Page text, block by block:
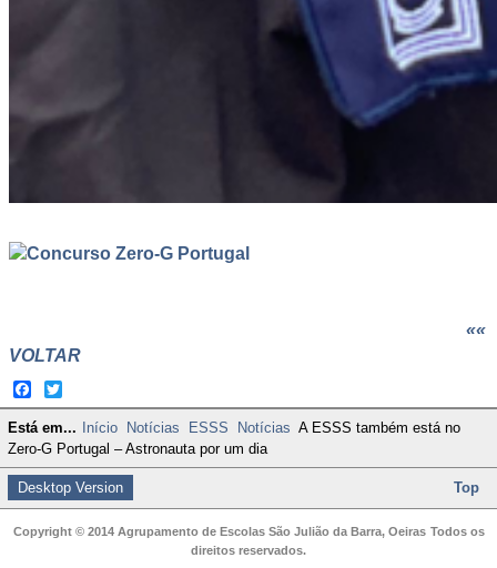
Concurso Zero-G Portugal
««
VOLTAR
Facebook
Twitter
Está em... Início Notícias ESSS Notícias A ESSS também está no
Zero-G Portugal – Astronauta por um dia
Desktop Version Top
Copyright © 2014 Agrupamento de Escolas São Julião da Barra, Oeiras Todos os
direitos reservados.